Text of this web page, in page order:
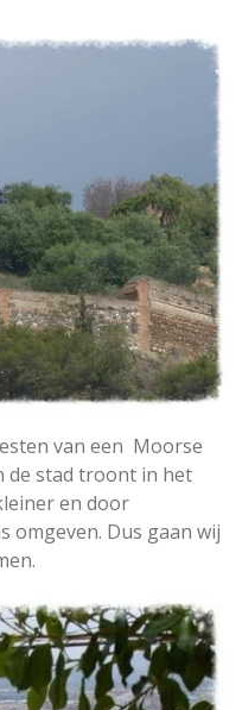
van een Moorse
de stad troont in het
en door
omgeven. Dus gaan wij